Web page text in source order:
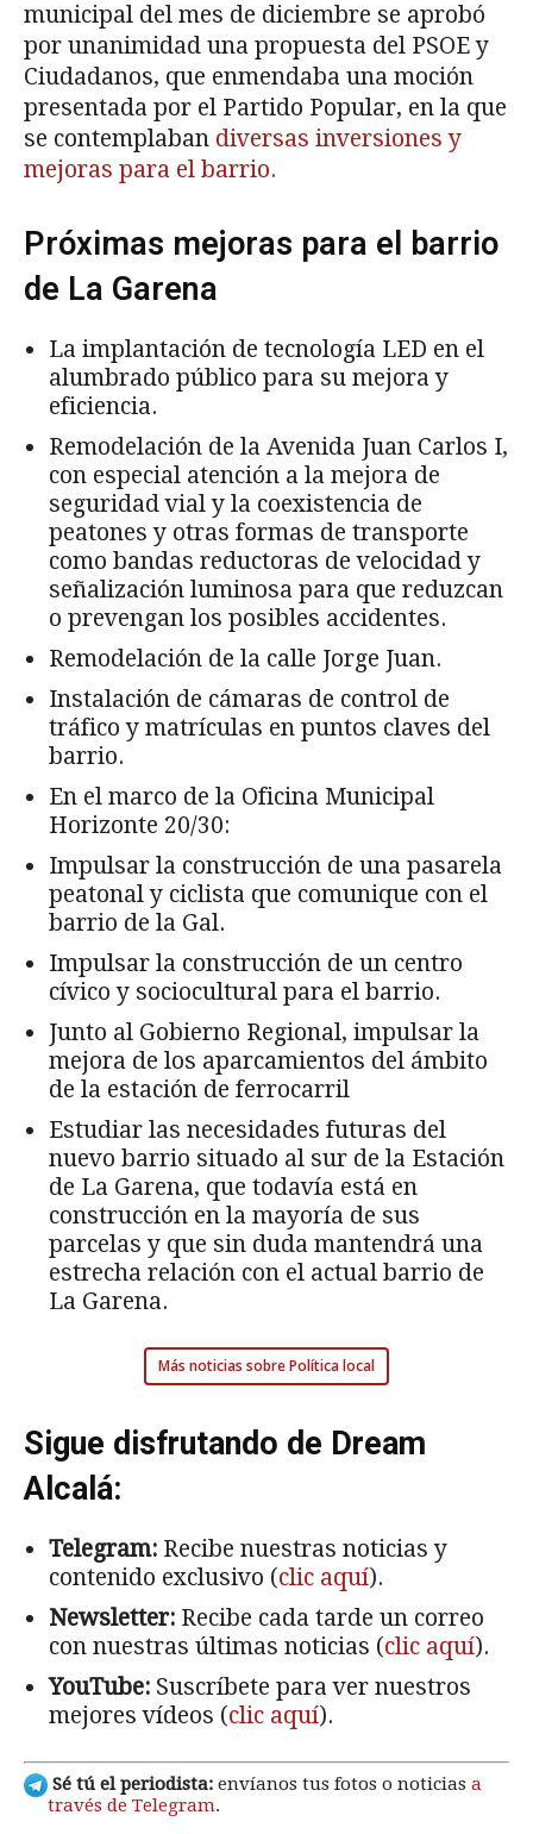
municipal del mes de diciembre se aprobó
por unanimidad una propuesta del PSOE y
Ciudadanos, que enmendaba una moción
presentada por el Partido Popular, en la que
se contemplaban diversas inversiones y
mejoras para el barrio.
Próximas mejoras para el barrio
de La Garena
La implantación de tecnología LED en el
alumbrado público para su mejora y
eficiencia.
Remodelación de la Avenida Juan Carlos I,
con especial atención a la mejora de
seguridad vial y la coexistencia de
peatones y otras formas de transporte
como bandas reductoras de velocidad y
señalización luminosa para que reduzcan
o prevengan los posibles accidentes.
Remodelación de la calle Jorge Juan.
Instalación de cámaras de control de
tráfico y matrículas en puntos claves del
barrio.
En el marco de la Oficina Municipal
Horizonte 20/30:
Impulsar la construcción de una pasarela
peatonal y ciclista que comunique con el
barrio de la Gal.
Impulsar la construcción de un centro
cívico y sociocultural para el barrio.
Junto al Gobierno Regional, impulsar la
mejora de los aparcamientos del ámbito
de la estación de ferrocarril
Estudiar las necesidades futuras del
nuevo barrio situado al sur de la Estación
de La Garena, que todavía está en
construcción en la mayoría de sus
parcelas y que sin duda mantendrá una
estrecha relación con el actual barrio de
La Garena.
Más noticias sobre Política local
Sigue disfrutando de Dream
Alcalá:
Telegram: Recibe nuestras noticias y
contenido exclusivo (clic aquí).
Newsletter: Recibe cada tarde un correo
con nuestras últimas noticias (clic aquí).
YouTube: Suscríbete para ver nuestros
mejores vídeos (clic aquí).
Sé tú el periodista: envíanos tus fotos o noticias a
través de Telegram.